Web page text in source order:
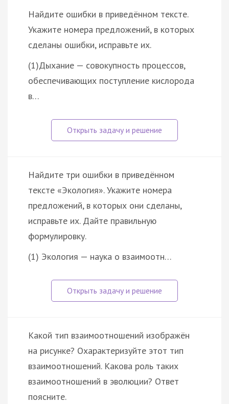
Найдите ошибки в приведённом тексте.
Укажите номера предложений, в которых
сделаны ошибки, исправьте их.
(1)Дыхание — совокупность процессов,
обеспечивающих поступление кислорода
в…
Найдите три ошибки в приведённом
тексте «Экология». Укажите номера
предложений, в которых они сделаны,
исправьте их. Дайте правильную
формулировку.
(1) Экология — наука о взаимоотн…
Какой тип взаимоотношений изображён
на рисунке? Охарактеризуйте этот тип
взаимоотношений. Какова роль таких
взаимоотношений в эволюции? Ответ
поясните.